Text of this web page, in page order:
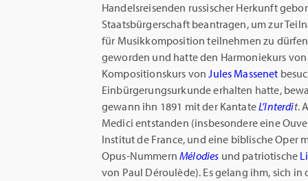
Handelsreisenden russischer Herkunft
Staatsbürgerschaft beantragen, um zur
für Musikkomposition teilnehmen zu
geworden und hatte den Harmoniekurs von
Kompositionskurs vonJules Massenet
Einbürgerungsurkunde erhalten hatte,
gewann ihn 1891 mit der KantateL’Interdit.
Medici entstanden (insbesondere eine
Institut de France, und eine biblische Oper
Opus-NummernMélodies und patriotische
von Paul Déroulède). Es gelang ihm, sich